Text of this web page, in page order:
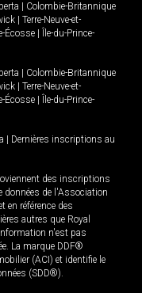
Colombie-Britannique
Terre-Neuve-et-
Écosse
Île-du-Prince-
Colombie-Britannique
Terre-Neuve-et-
Écosse
Île-du-Prince-
Dernières inscriptions au
des inscriptions
données de l'Association
en référence des
autres que Royal
n'est pas
La marque DDF®
(ACI) et identifie le
(SDD®).